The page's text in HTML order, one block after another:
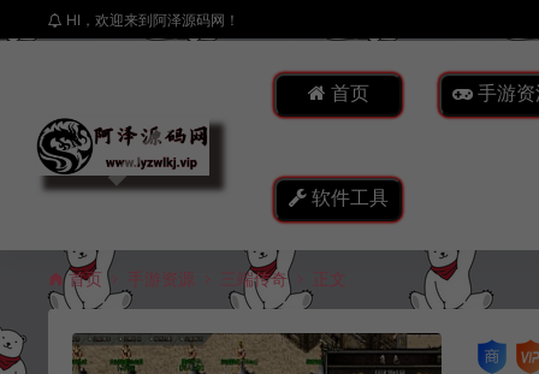
HI，欢迎来到阿泽源码网！
首页 手游资
软件工具
首页 手游资源 三端传奇 正文